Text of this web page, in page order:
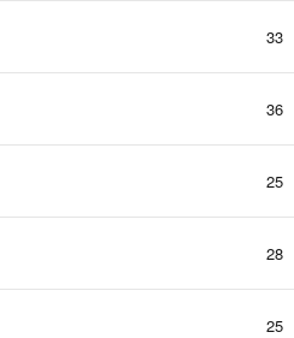
33
36
25
28
25